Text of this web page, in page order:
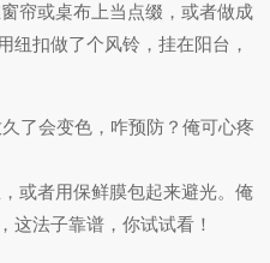
帘或桌布上当点缀，或者做成
纽扣做了个风铃，挂在阳台，
了会变色，咋预防？俺可心疼
或者用保鲜膜包起来避光。俺
这法子靠谱，你试试看！